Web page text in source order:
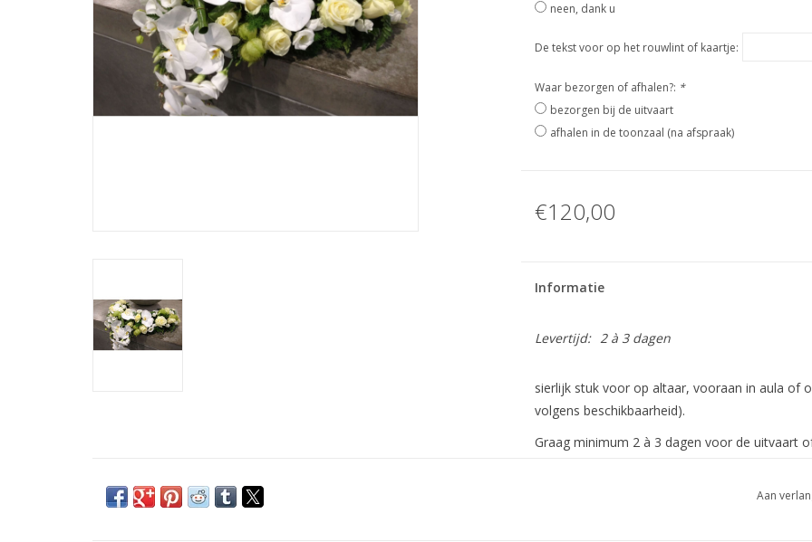
neen, dank u
De tekst voor op het rouwlint of kaartje:
Waar bezorgen of afhalen?: *
bezorgen bij de uitvaart
afhalen in de toonzaal (na afspraak)
€120,00
Informatie
Levertijd: 2 à 3 dagen
sierlijk stuk voor op altaar, vooraan in aula of
volgens beschikbaarheid).
Graag minimum 2 à 3 dagen voor de uitvaart
Aan